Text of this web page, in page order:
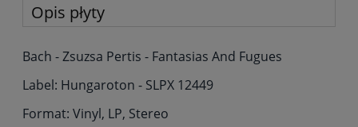
Opis płyty
Bach - Zsuzsa Pertis - Fantasias And Fugues
Label: Hungaroton - SLPX 12449
Format: Vinyl, LP, Stereo